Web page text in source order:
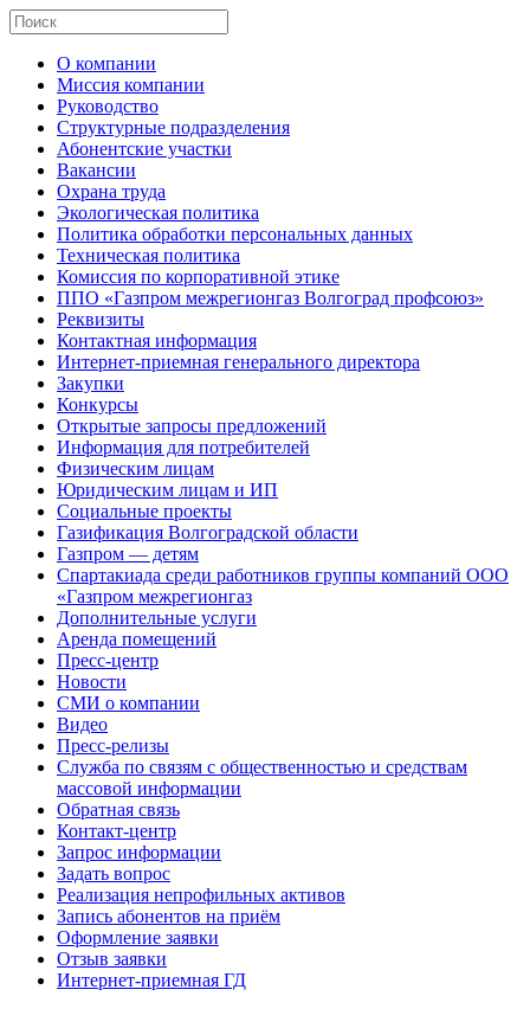
О компании
Миссия компании
Руководство
Структурные подразделения
Абонентские участки
Вакансии
Охрана труда
Экологическая политика
Политика обработки персональных данных
Техническая политика
Комиссия по корпоративной этике
ППО «Газпром межрегионгаз Волгоград профсоюз»
Реквизиты
Контактная информация
Интернет-приемная генерального директора
Закупки
Конкурсы
Открытые запросы предложений
Информация для потребителей
Физическим лицам
Юридическим лицам и ИП
Социальные проекты
Газификация Волгоградской области
Газпром — детям
Спартакиада среди работников группы компаний ООО
«Газпром межрегионгаз
Дополнительные услуги
Аренда помещений
Пресс-центр
Новости
СМИ о компании
Видео
Пресс-релизы
Служба по связям с общественностью и средствам
массовой информации
Обратная связь
Контакт-центр
Запрос информации
Задать вопрос
Реализация непрофильных активов
Запись абонентов на приём
Оформление заявки
Отзыв заявки
Интернет-приемная ГД